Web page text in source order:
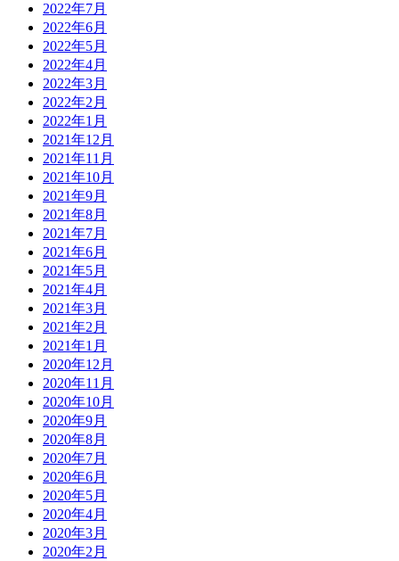
2022年7月
2022年6月
2022年5月
2022年4月
2022年3月
2022年2月
2022年1月
2021年12月
2021年11月
2021年10月
2021年9月
2021年8月
2021年7月
2021年6月
2021年5月
2021年4月
2021年3月
2021年2月
2021年1月
2020年12月
2020年11月
2020年10月
2020年9月
2020年8月
2020年7月
2020年6月
2020年5月
2020年4月
2020年3月
2020年2月